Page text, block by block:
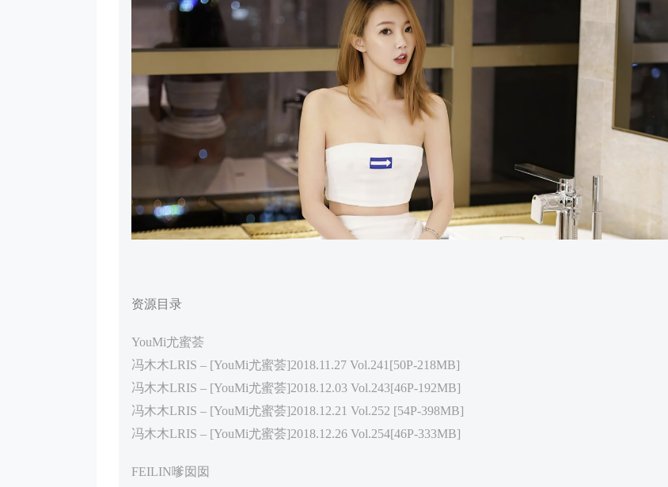
资源目录
YouMi尤蜜荟
冯木木LRIS – [YouMi尤蜜荟]2018.11.27 Vol.241[50P-218MB]
冯木木LRIS – [YouMi尤蜜荟]2018.12.03 Vol.243[46P-192MB]
冯木木LRIS – [YouMi尤蜜荟]2018.12.21 Vol.252 [54P-398MB]
冯木木LRIS – [YouMi尤蜜荟]2018.12.26 Vol.254[46P-333MB]
FEILIN嗲囡囡